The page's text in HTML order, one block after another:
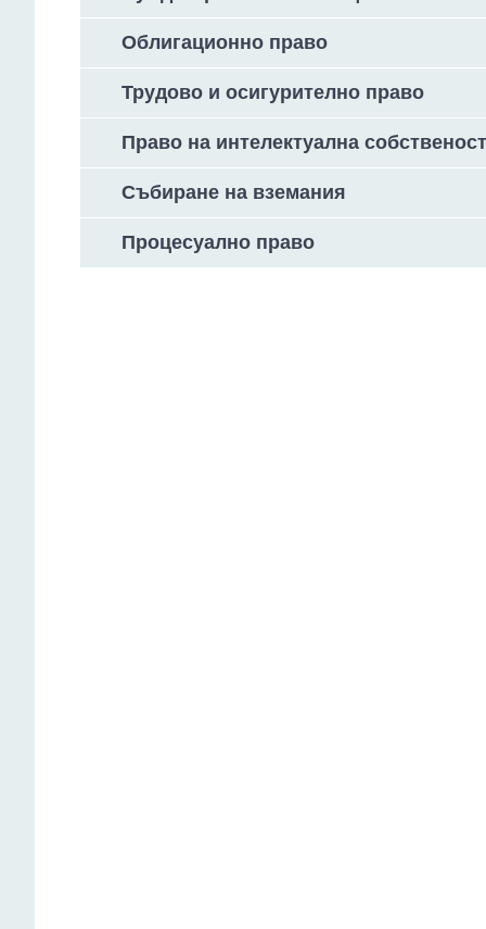
Облигационно право
Трудово и осигурително право
Право на интелектуална собственост
Събиране на вземания
Процесуално право